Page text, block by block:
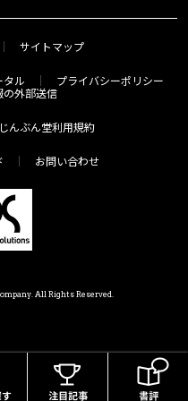
サイトマップ
タル
プライバシーポリシー
外部送信
じんぶん堂利用規約
お問い合わせ
All Rights Reserved.